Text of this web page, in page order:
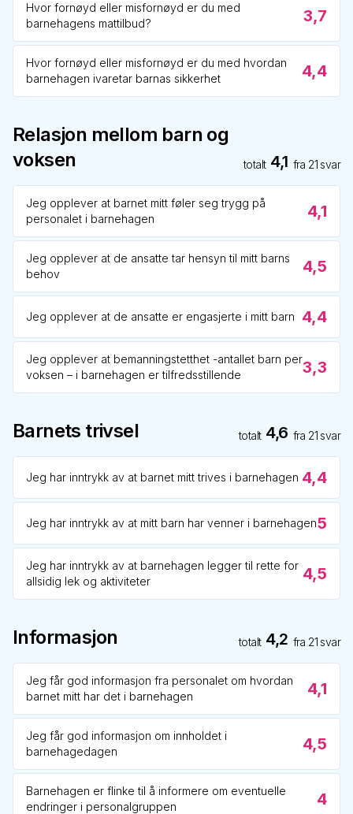
Hvor fornøyd eller misfornøyd er du med
barnehagens mattilbud?
3,7
Hvor fornøyd eller misfornøyd er du med hvordan
barnehagen ivaretar barnas sikkerhet
4,4
Relasjon mellom barn og
voksen
totalt 4,1 fra 21 svar
Jeg opplever at barnet mitt føler seg trygg på
personalet i barnehagen
4,1
Jeg opplever at de ansatte tar hensyn til mitt barns
behov
4,5
Jeg opplever at de ansatte er engasjerte i mitt barn 4,4
Jeg opplever at bemanningstetthet -antallet barn per
voksen – i barnehagen er tilfredsstillende
3,3
Barnets trivsel totalt 4,6 fra 21 svar
Jeg har inntrykk av at barnet mitt trives i barnehagen 4,4
Jeg har inntrykk av at mitt barn har venner i barnehagen5
Jeg har inntrykk av at barnehagen legger til rette for
allsidig lek og aktiviteter
4,5
Informasjon totalt 4,2 fra 21 svar
Jeg får god informasjon fra personalet om hvordan
barnet mitt har det i barnehagen
4,1
Jeg får god informasjon om innholdet i
barnehagedagen
4,5
Barnehagen er flinke til å informere om eventuelle
endringer i personalgruppen
4